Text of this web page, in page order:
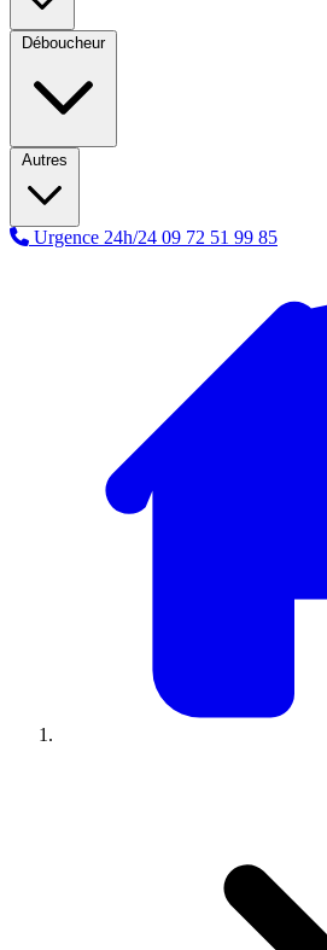
Déboucheur
Autres
Urgence 24h/24 09 72 51 99 85